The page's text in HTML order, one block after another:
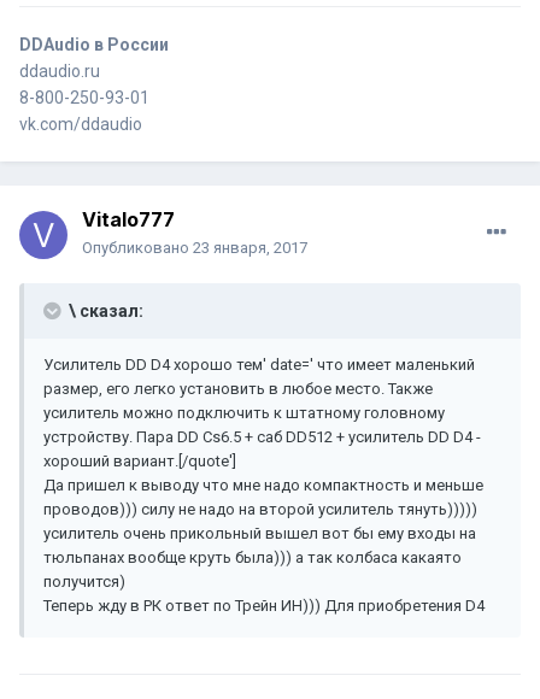
DDAudio в России
ddaudio.ru
8-800-250-93-01
vk.com/ddaudio
Vitalo777
Опубликовано 23 января, 2017
\ сказал:
Усилитель DD D4 хорошо тем' date=' что имеет маленький
размер, его легко установить в любое место. Также
усилитель можно подключить к штатному головному
устройству. Пара DD Cs6.5 + саб DD512 + усилитель DD D4 -
хороший вариант.[/quote']
Да пришел к выводу что мне надо компактность и меньше
проводов))) силу не надо на второй усилитель тянуть)))))
усилитель очень прикольный вышел вот бы ему входы на
тюльпанах вообще круть была))) а так колбаса какаято
получится)
Теперь жду в РК ответ по Трейн ИН))) Для приобретения D4